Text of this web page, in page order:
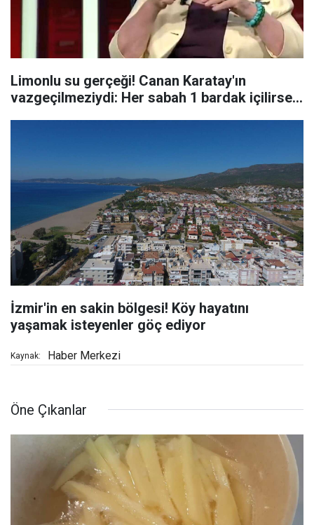
Limonlu su gerçeği! Canan Karatay'ın
vazgeçilmeziydi: Her sabah 1 bardak içilirse...
İzmir'in en sakin bölgesi! Köy hayatını
yaşamak isteyenler göç ediyor
Kaynak: Haber Merkezi
Öne Çıkanlar